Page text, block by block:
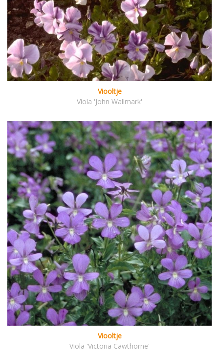
Viooltje
Viola 'John Wallmark'
Viooltje
Viola 'Victoria Cawthorne'